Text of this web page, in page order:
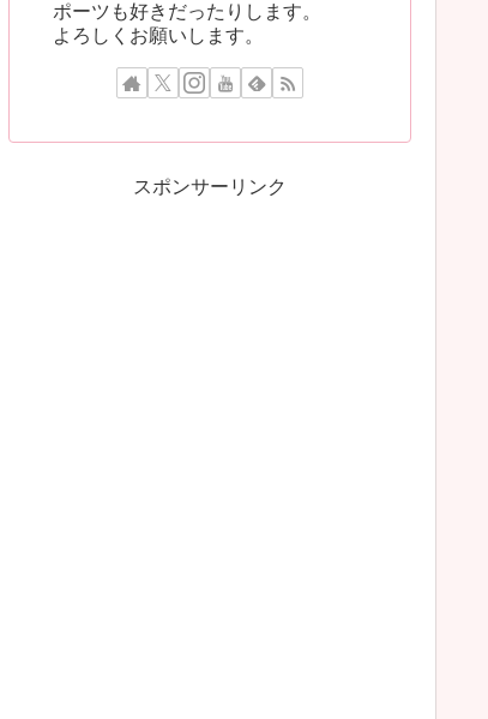
ポーツも好きだったりします。
よろしくお願いします。
スポンサーリンク